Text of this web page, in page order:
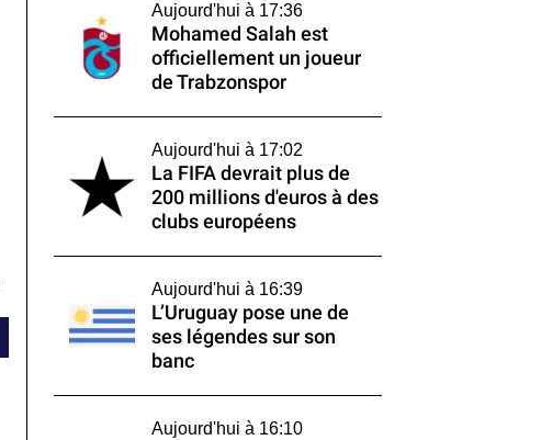
Aujourd'hui à 17:36
Mohamed Salah est
officiellement un joueur
de Trabzonspor
Aujourd'hui à 17:02
La FIFA devrait plus de
200 millions d'euros à des
clubs européens
Aujourd'hui à 16:39
L’Uruguay pose une de
ses légendes sur son
banc
Aujourd'hui à 16:10